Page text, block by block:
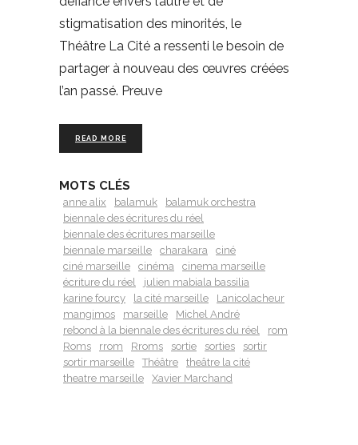
stigmatisation des minorités, le
Théâtre La Cité a ressenti le besoin de
partager à nouveau des œuvres créées
l’an passé. Preuve
READ MORE
MOTS CLÉS
anne alix balamuk
balamuk orchestra
biennale des écritures du réel
biennale des écritures marseille
biennale marseille
charakara
ciné
ciné marseille
cinéma
cinema marseille
écriture du réel
julien mabiala bassilia
karine fourcy
la cité marseille
Lanicolacheur
mangimos
marseille
Michel André
rebond à la biennale des écritures du réel
rom
Roms
rrom Rroms sortie sorties
sortir
sortir marseille
Théâtre
theâtre la cité
theatre marseille
Xavier Marchand